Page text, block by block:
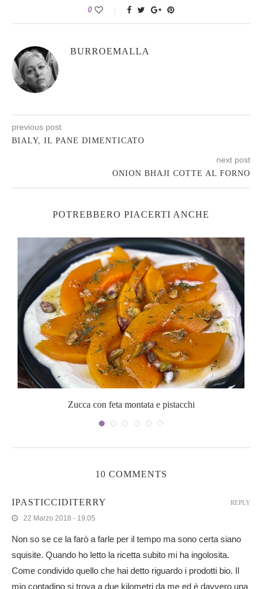
0
BURROEMALLA
previous post
BIALY, IL PANE DIMENTICATO
next post
ONION BHAJI COTTE AL FORNO
POTREBBERO PIACERTI ANCHE
Zucca con feta montata e pistacchi
10 COMMENTS
IPASTICCIDITERRY
22 Marzo 2018 - 19:05
Non so se ce la farò a farle per il tempo ma sono certa siano
squisite. Quando ho letto la ricetta subito mi ha ingolosita.
Come condivido quello che hai detto riguardo i prodotti bio. Il
mio contadino si trova a due kilometri da me ed è davvero una
REPLY